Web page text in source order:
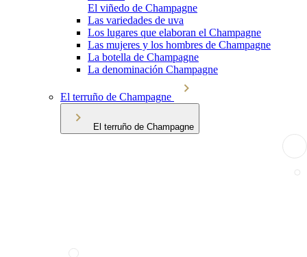
El viñedo de Champagne
Las variedades de uva
Los lugares que elaboran el Champagne
Las mujeres y los hombres de Champagne
La botella de Champagne
La denominación Champagne
El terruño de Champagne
El terruño de Champagne